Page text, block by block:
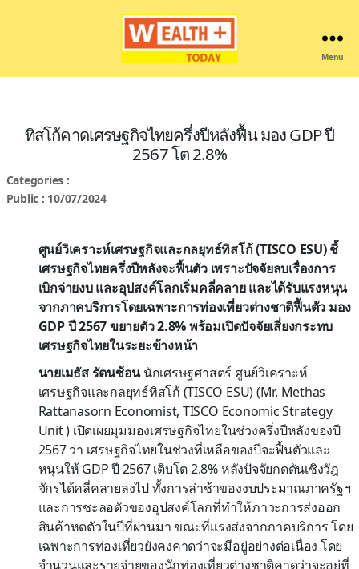
Menu
ทิสโก้คาดเศรษฐกิจไทยครึ่งปีหลังฟื้น มอง GDP ปี
2567 โต 2.8%
Categories :
Public : 10/07/2024
ศูนย์วิเคราะห์เศรษฐกิจและกลยุทธ์ทิสโก้ (TISCO ESU) ชี้
เศรษฐกิจไทยครึ่งปีหลังจะฟื้นตัว เพราะปัจจัยลบเรื่องการ
เบิกจ่ายงบ และอุปสงค์โลกเริ่มคลี่คลาย และได้รับแรงหนุน
จากภาคบริการโดยเฉพาะการท่องเที่ยวต่างชาติฟื้นตัว มอง
GDP ปี 2567 ขยายตัว 2.8% พร้อมเปิดปัจจัยเสี่ยงกระทบ
เศรษฐกิจไทยในระยะข้างหน้า
นายเมธัส รัตนซ้อนนักเศรษฐศาสตร์ ศูนย์วิเคราะห์
เศรษฐกิจและกลยุทธ์ทิสโก้ (TISCO ESU) (Mr. Methas
Rattanasorn Economist, TISCO Economic Strategy
Unit ) เปิดเผยมุมมองเศรษฐกิจไทยในช่วงครึ่งปีหลังของปี
2567 ว่า เศรษฐกิจไทยในช่วงที่เหลือของปีจะฟื้นตัวและ
หนุนให้ GDP ปี 2567 เติบโต 2.8% หลังปัจจัยกดดันเชิงวัฎ
จักรได้คลี่คลายลงไป ทั้งการล่าช้าของงบประมาณภาครัฐฯ
และการชะลอตัวของอุปสงค์โลกที่ทำให้ภาวะการส่งออก
สินค้าหดตัวในปีที่ผ่านมา ขณะที่แรงส่งจากภาคบริการ โดย
เฉพาะการท่องเที่ยวยังคงคาดว่าจะมีอยู่อย่างต่อเนื่อง โดย
จำนวนและรายจ่ายของนักท่องเที่ยวต่างชาติคาดว่าจะอยู่ที่